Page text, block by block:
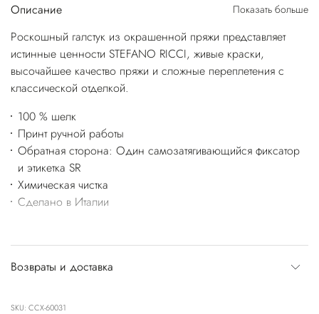
Описание Показать больше
Роскошный галстук из окрашенной пряжи представляет
истинные ценности STEFANO RICCI, живые краски,
высочайшее качество пряжи и сложные переплетения с
классической отделкой.
100 % шелк
Принт ручной работы
Обратная сторона: Один самозатягивающийся фиксатор
и этикетка SR
Химическая чистка
Сделано в Италии
Возвраты и доставка
SKU: CCX-60031